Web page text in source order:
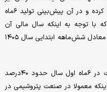
گزارش تفسیری اصلاح‌شده خود را ارائه کرده و در آن پیش‌بینی تولید ۶ماه
با توجه به اینکه سال مالی آن
منتهی به شهریور است، این دوره عملا معادل شش‌ماهه ابتدایی سال ۱۴۰۵
در این افشا، پیش‌بینی شده که شرکت در ۶ماه اول سال حدود ۴۰درصد
معمولا در صنعت پتروشیمی در